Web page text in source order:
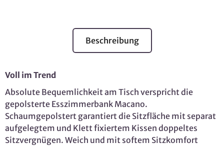
Beschreibung
Voll im Trend
Absolute Bequemlichkeit am Tisch verspricht die
gepolsterte Esszimmerbank Macano.
Schaumgepolstert garantiert die Sitzfläche mit separat
aufgelegtem und Klett fixiertem Kissen doppeltes
Sitzvergnügen. Weich und mit softem Sitzkomfort